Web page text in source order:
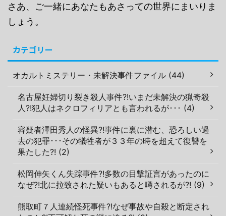
さあ、ご一緒にあなたもあさっての世界にまいりま
しょう。
カテゴリー
オカルトミステリー・未解決事件ファイル (44)
名古屋妊婦切り裂き殺人事件?!いまだ未解決の猟奇殺
人?!犯人はネクロフィリアとも言われるが･･･ (4)
容疑者澤田秀人の怪異?!事件に裏に潜む、恐ろしい過
去の犯罪･･･その犠牲者が３３年の時を超えて復讐を
果たした?! (2)
松岡伸矢くん失踪事件?!多数の目撃証言があったのに
なぜ?!北に拉致された疑いもあると噂されるが?! (9)
熊取町７人連続怪死事件?!なぜ事故や自殺と断定され